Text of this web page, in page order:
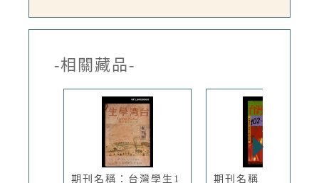
-相關藏品-
期刊名稱：台灣學生1 期刊名稱：臺灣文藝